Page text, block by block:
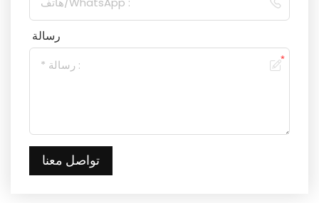
رسالة
تواصل معنا